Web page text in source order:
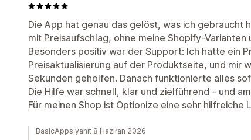
Die App hat genau das gelöst, was ich gebraucht
mit Preisaufschlag, ohne meine Shopify-
Besonders positiv war der Support: Ich hatte ein
Preisaktualisierung auf der Produktseite, und mir
Sekunden geholfen. Danach funktionierte alles
Die Hilfe war schnell, klar und zielführend – und
Für meinen Shop ist Optionize eine sehr hilfreiche
BasicApps yanıt 8 Haziran 2026